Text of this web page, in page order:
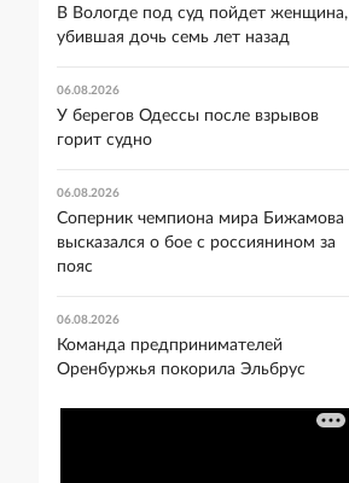
В Вологде под суд пойдет женщина,
убившая дочь семь лет назад
06.08.2026
У берегов Одессы после взрывов
горит судно
06.08.2026
Соперник чемпиона мира Бижамова
высказался о бое с россиянином за
пояс
06.08.2026
Команда предпринимателей
Оренбуржья покорила Эльбрус